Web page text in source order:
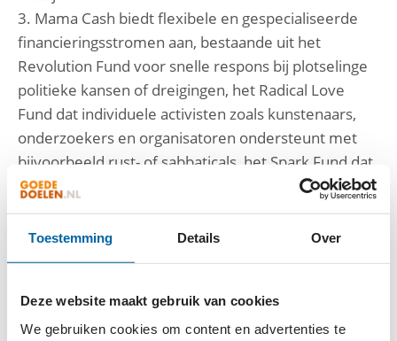
Toestemming Details Over
Deze website maakt gebruik van cookies
We gebruiken cookies om content en advertenties te
3. Mama Cash biedt flexibele en gespecialiseerde
financieringsstromen aan, bestaande uit het
Revolution Fund voor snelle respons bij plotselinge
politieke kansen of dreigingen, het Radical Love
Fund dat individuele activisten zoals kunstenaars,
onderzoekers en organisatoren ondersteunt met
bijvoorbeeld rust- of sabbaticals, het Spark Fund dat
subsidies verstrekt aan kleine, zelfgeorganiseerde
feministische groepen in Nederland en het Caribisch
deel van het Koninkrijk, en het Solidarity Fund,
gericht op institutionele ontwikkelingssubsidies door
4. Mama Cash zet zich in voor middelenmobilisatie
en het beïnvloeden van het